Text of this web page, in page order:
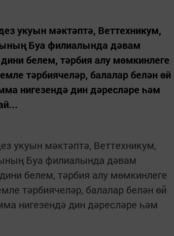
укуын мәктәптә, Веттехникум,
Буа филиалында дәвам
белем, тәрбия алу мөмкинлеге
тәрбиячеләр, балалар белән өй
нигезендә дин дәресләре һәм
укуын мәктәптә, Веттехникум,
Буа филиалында дәвам
белем, тәрбия алу мөмкинлеге
тәрбиячеләр, балалар белән өй
нигезендә дин дәресләре һәм